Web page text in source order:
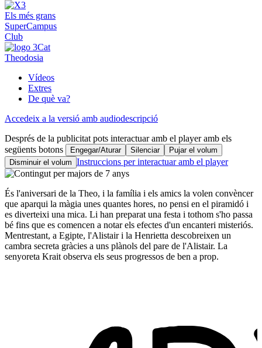
Els més grans
SuperCampus
Club
Theodosia
Vídeos
Extres
De què va?
Accedeix a la versió amb audiodescripció
Després de la publicitat pots interactuar amb el player amb els
següents botons
Engegar/Aturar Silenciar
Pujar el volum
Disminuir el volum Instruccions per interactuar amb el player
És l'aniversari de la Theo, i la família i els amics la volen convèncer
que aparqui la màgia unes quantes hores, no pensi en el piramidó i
es diverteixi una mica. Li han preparat una festa i tothom s'ho passa
bé fins que es comencen a notar els efectes d'un encanteri misteriós.
Mentrestant, a Egipte, l'Alistair i la Henrietta descobreixen un
cambra secreta gràcies a uns plànols del pare de l'Alistair. La
senyoreta Krait observa els seus progressos de ben a prop.